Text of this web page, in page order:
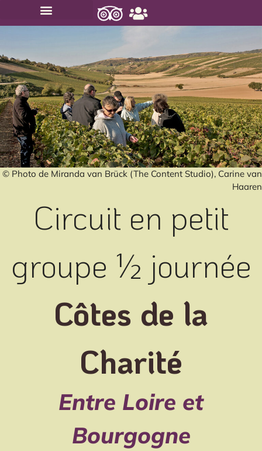
© Photo de Miranda van Brück (The Content Studio), Carine van
Haaren
Circuit en petit
groupe ½ journée
Côtes de la
Charité
Entre Loire et
Bourgogne